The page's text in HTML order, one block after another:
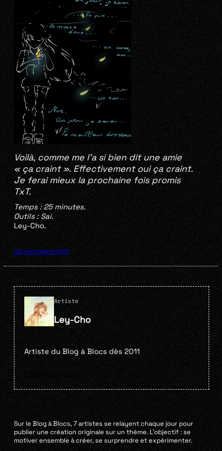
Voilà, comme me l’a si bien dit une amie
« ça craint ». Effectivement oui ça craint.
Je ferai mieux la prochaine fois promis
TxT.
Temps : 25 minutes.
Outils : Sai.
Ley-Cho.
20 septembre 2011
Artiste
Ley-Cho
Artiste du Blog à Blocs dès 2011
Sur le Blog à Blocs, 7 artistes se relayent chaque jour pour
publier une création originale sur un thème. L’objectif : se
motiver ensemble à créer, se surprendre et expérimenter.